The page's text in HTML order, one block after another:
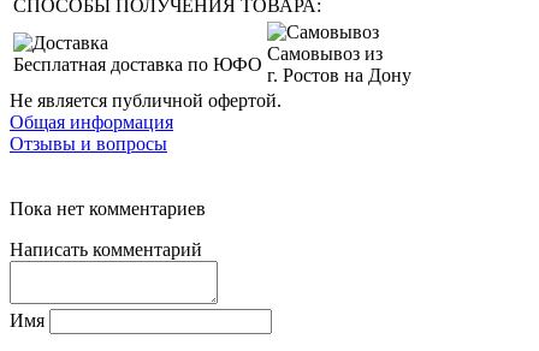
СПОСОБЫ ПОЛУЧЕНИЯ ТОВАРА:
Бесплатная доставка по ЮФО
Самовывоз из
г. Ростов на Дону
Не является публичной офертой.
Общая информация
Отзывы и вопросы
Пока нет комментариев
Написать комментарий
Имя